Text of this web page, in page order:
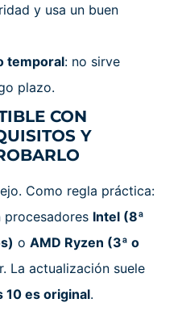
y usa un buen
temporal: no sirve
plazo.
CON
Y
Como regla práctica:
procesadores Intel (8ª
o AMD Ryzen (3ª o
La actualización suele
10 es original.